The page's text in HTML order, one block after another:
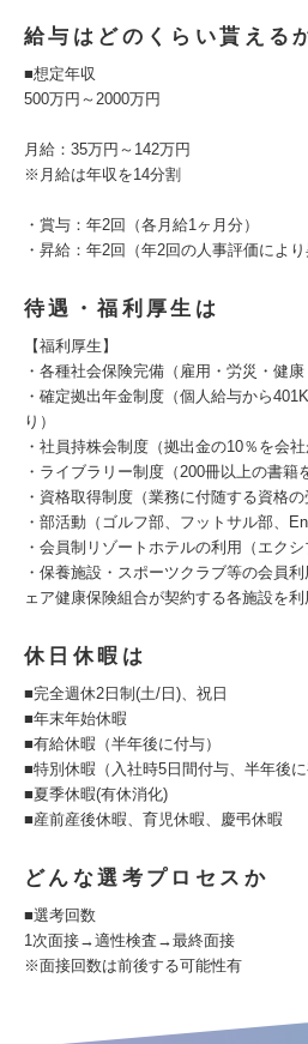
給与はどのくらい貰える
■想定年収
500万円～2000万円
月給：35万円～142万円
※月給は年収を14分割
・賞与：年2回（各月給1ヶ月分）
・昇給：年2回（年2回の人事評価により
待遇・福利厚生は
【福利厚生】
・各種社会保険完備（雇用・労災・健康
・確定拠出年金制度（個人給与から
り）
・社員持株会制度（拠出金の10％を会社
・ライブラリー制度（200冊以上の書籍
・資格取得制度（業務に付随する資格の
・部活動（ゴルフ部、フットサル部、
・会員制リゾートホテルの利用（エクシ
・保養施設・スポーツクラブ等の会員
ェア健康保険組合が契約する各施設を利
休日休暇は
■完全週休2日制(土/日)、祝日
■年末年始休暇
■有給休暇（半年後に付与）
■特別休暇（入社時5日間付与、半年後に
■夏季休暇(有休消化)
■産前産後休暇、育児休暇、慶弔休暇
どんな選考プロセスか
■選考回数
1次面接→適性検査→最終面接
※面接回数は前後する可能性有